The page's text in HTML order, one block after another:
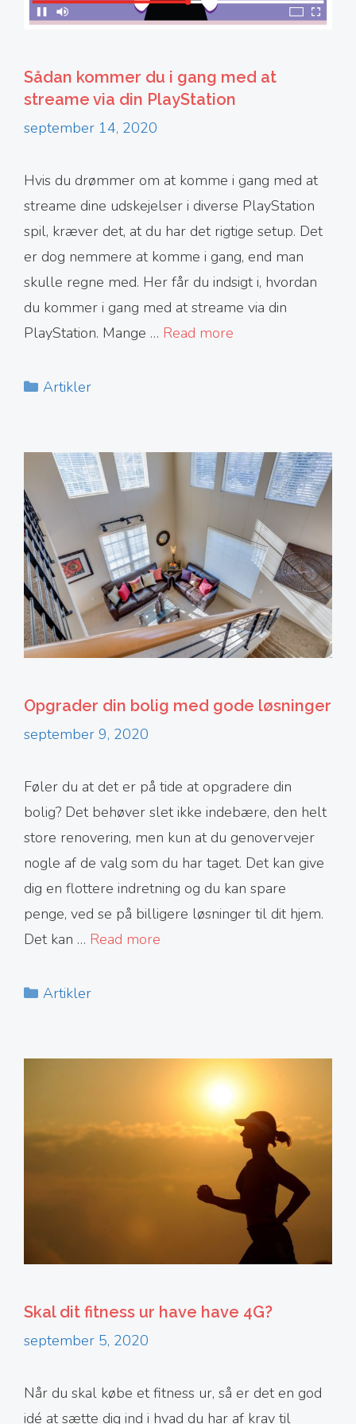
Sådan kommer du i gang med at
streame via din PlayStation
september 14, 2020
Hvis du drømmer om at komme i gang med at
streame dine udskejelser i diverse PlayStation
spil, kræver det, at du har det rigtige setup. Det
er dog nemmere at komme i gang, end man
skulle regne med. Her får du indsigt i, hvordan
du kommer i gang med at streame via din
PlayStation. Mange … Read more
Kategorier
Artikler
Opgrader din bolig med gode løsninger
september 9, 2020
Føler du at det er på tide at opgradere din
bolig? Det behøver slet ikke indebære, den helt
store renovering, men kun at du genovervejer
nogle af de valg som du har taget. Det kan give
dig en flottere indretning og du kan spare
penge, ved se på billigere løsninger til dit hjem.
Det kan … Read more
Kategorier
Artikler
Skal dit fitness ur have have 4G?
september 5, 2020
Når du skal købe et fitness ur, så er det en god
idé at sætte dig ind i hvad du har af krav til